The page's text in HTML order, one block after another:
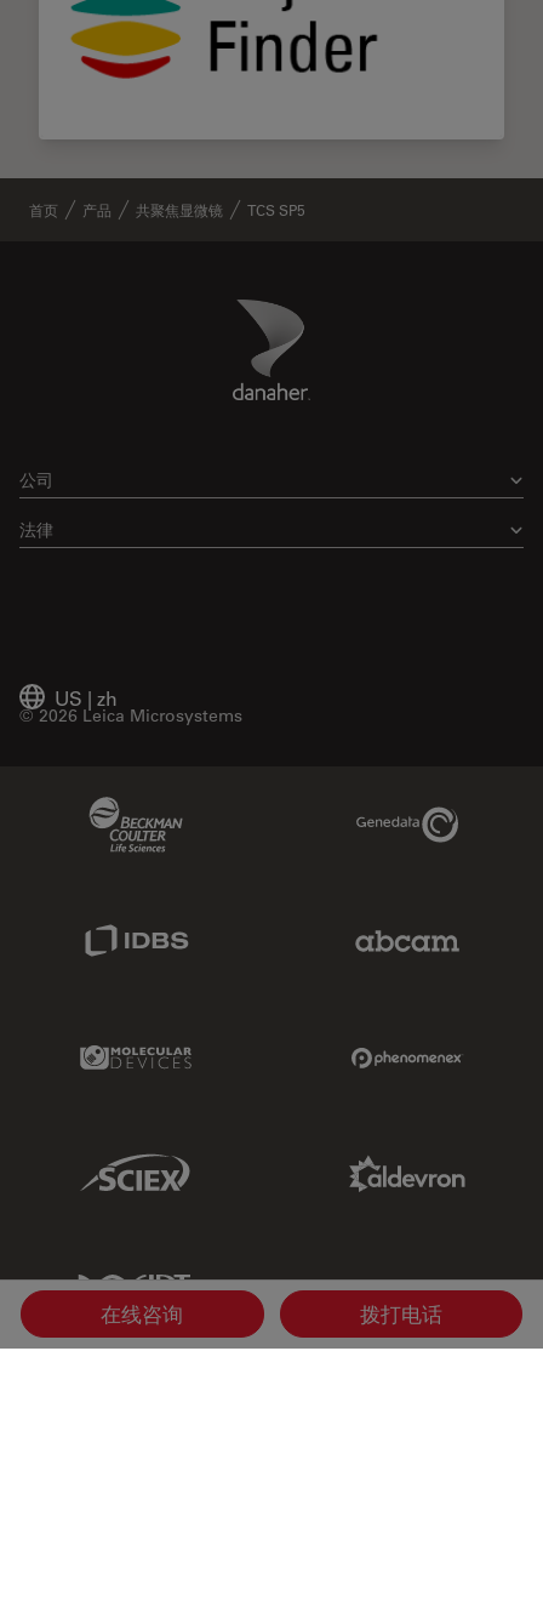
首页 产品 共聚焦显微镜 TCS SP5
Danaher Logo
公司
法律
US | zh
© 2026 Leica Microsystems
Genedata Link
IDBS Link
Molecular Devices Link
Sciex Link
IDT Link
在线咨询 拨打电话